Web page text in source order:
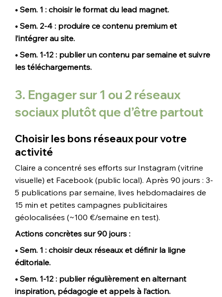
• Sem. 1 : choisir le format du lead magnet.
• Sem. 2-4 : produire ce contenu premium et
l’intégrer au site.
• Sem. 1-12 : publier un contenu par semaine et suivre
les téléchargements.
3. Engager sur 1 ou 2 réseaux
sociaux plutôt que d’être partout
Choisir les bons réseaux pour votre
activité
Claire a concentré ses efforts sur Instagram (vitrine
visuelle) et Facebook (public local). Après 90 jours : 3-
5 publications par semaine, lives hebdomadaires de
15 min et petites campagnes publicitaires
géolocalisées (~100 €/semaine en test).
Actions concrètes sur 90 jours :
• Sem. 1 : choisir deux réseaux et définir la ligne
éditoriale.
• Sem. 1-12 : publier régulièrement en alternant
inspiration, pédagogie et appels à l’action.